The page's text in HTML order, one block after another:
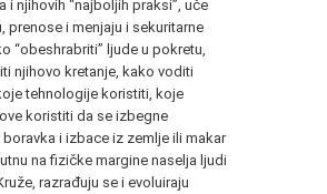
i njihovih “najboljih praksi”, uče
prenose i menjaju i sekuritarne
“obeshrabriti” ljude u pokretu,
njihovo kretanje, kako voditi
tehnologije koristiti, koje
koristiti da se izbegne
boravka i izbace iz zemlje ili makar
na fizičke margine naselja ljudi
razrađuju se i evoluiraju